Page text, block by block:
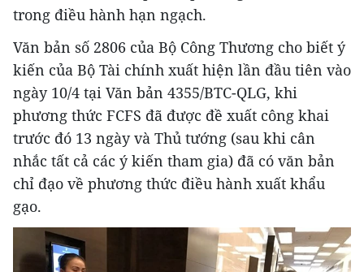
trong điều hành hạn ngạch.
Văn bản số 2806 của Bộ Công Thương cho biết ý
kiến của Bộ Tài chính xuất hiện lần đầu tiên vào
ngày 10/4 tại Văn bản 4355/BTC-QLG, khi
phương thức FCFS đã được đề xuất công khai
trước đó 13 ngày và Thủ tướng (sau khi cân
nhắc tất cả các ý kiến tham gia) đã có văn bản
chỉ đạo về phương thức điều hành xuất khẩu
gạo.